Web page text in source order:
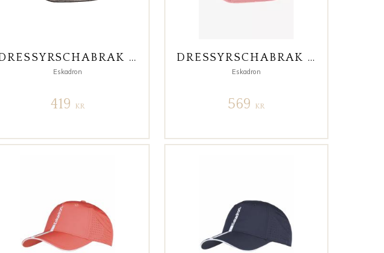
DRESSYRSCHABRAK COTTON HERITAGE MARIN
Eskadron
419 KR
DRESSYRSCHABRAK COTTON PLATINUM 25 ROSA FULL
Eskadron
569 KR